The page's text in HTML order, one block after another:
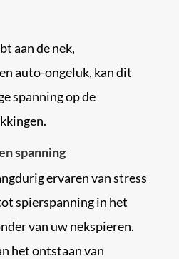
aan de nek,
auto-ongeluk, kan dit
spanning op de
spanning
ervaren van stress
spierspanning in het
van uw nekspieren.
het ontstaan van